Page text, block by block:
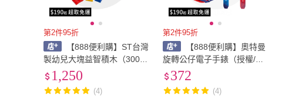
第2件95折
【888便利購】ST台灣
製幼兒大塊益智積木（300P
CS滑輪桶裝收納組）（品質
佳與樂高得寶積木相容）
1,250
(4)
第2件95折
【888便利購】奧特曼
旋轉公仔電子手錶（授權/附
電池）（2225）
372
(4)